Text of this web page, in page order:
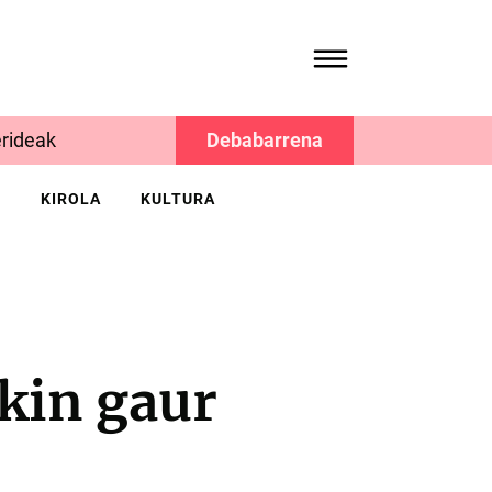
Debabarrena
KIROLA KULTURA
gaur